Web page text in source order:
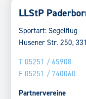
LLStP
Sportart: Segelflug
Husener Str. 250,
T 05251 / 65908
F 05251 / 740060
Partnervereine